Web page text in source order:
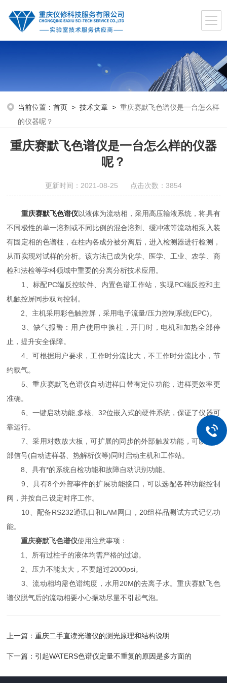
当前位置：首页 >技术文章 >重庆赛默飞色谱仪是一台怎么样
的仪器呢？
重庆赛默飞色谱仪是一台怎么样的仪器
呢？
更新时间：2021-08-25 点击次数：3854
重庆赛默飞色谱仪以液体为流动相，采用高压输液系统，将具有
不同极性的单一溶剂或不同比例的混合溶剂、缓冲液等流动相泵入装
有固定相的色谱柱，在柱内各成分被分离后，进入检测器进行检测，
从而实现对试样的分析。该方法已成为化学、医学、工业、农学、商
检和法检等学科领域中重要的分离分析技术应用。
1、标配PC端反控软件、内置色谱工作站，实现PC端反控和主
机触控屏同步双向控制。
2、主机采用彩色触控屏，采用电子流量/压力控制系统(EPC)。
3、缺气报警：用户使用中换柱，开门时，电机和加热全部停
止，提升安全保障。
4、可根据用户要求，工作时分流比大，不工作时分流比小，节
约载气。
5、重庆赛默飞色谱仪自动进样口带有定位功能，进样更效率更
准确。
6、一键启动功能,多核、32位嵌入式的硬件系统，保证了仪器可
靠运行。
7、采用对数放大板，可扩展的同步的外部触发功能，可以由外
部信号(自动进样器、热解析仪等)同时启动主机和工作站。
8、具有*的系统自检功能和故障自动识别功能。
9、具有8个外部事件的扩展功能接口，可以选配各种功能控制
阀，并按自己设定时序工作。
10、配备RS232通讯口和LAM网口，20组样品测试方式记忆功
能。
重庆赛默飞色谱仪使用注意事项：
1、所有过柱子的液体均需严格的过滤。
2、压力不能太大，不要超过2000psi。
3、流动相均需色谱纯度，水用20M的去离子水。重庆赛默飞色
谱仪脱气后的流动相要小心振动尽量不引起气泡。
上一篇：重庆二手直读光谱仪的测光原理和结构说明
下一篇： 引起WATERS色谱仪定量不重复的原因是多方面的